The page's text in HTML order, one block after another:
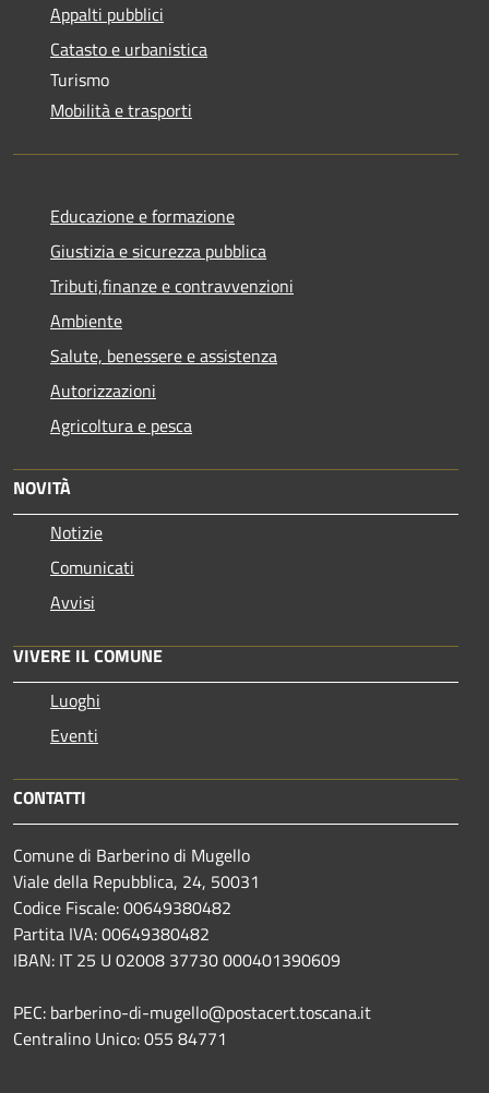
Appalti pubblici
Catasto e urbanistica
Turismo
Mobilità e trasporti
Educazione e formazione
Giustizia e sicurezza pubblica
Tributi,finanze e contravvenzioni
Ambiente
Salute, benessere e assistenza
Autorizzazioni
Agricoltura e pesca
NOVITÀ
Notizie
Comunicati
Avvisi
VIVERE IL COMUNE
Luoghi
Eventi
CONTATTI
Comune di Barberino di Mugello
Viale della Repubblica, 24, 50031
Codice Fiscale: 00649380482
Partita IVA: 00649380482
IBAN: IT 25 U 02008 37730 000401390609
PEC: barberino-di-mugello@postacert.toscana.it
Centralino Unico: 055 84771